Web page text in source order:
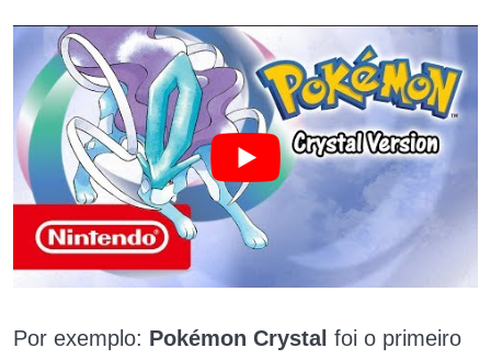
Por exemplo: Pokémon Crystal foi o primeiro